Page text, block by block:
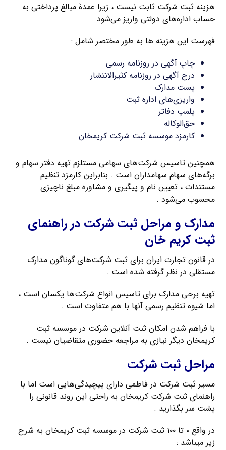
هزینه ثبت شرکت ثابت نیست ، زیرا عمدۀ مبالغ پرداختی به
حساب اداره‌های دولتی واریز می‌شود .
فهرست این هزینه ها به طور مختصر شامل :
چاپ آگهی در روزنامه رسمی
درج آگهی در روزنامه کثیرالانتشار
پست مدارک
واریزی‌های اداره ثبت
پلمپ دفاتر
حق‌الوکاله
کارمزد موسسه ثبت شرکت کریمخان
همچنین تاسیس شرکت‌های سهامی مستلزم تهیه دفتر سهام و
برگه‌های سهام سهامداران است . بنابراین کارمزد تنظیم
مستندات ، تعیین نام و پیگیری و مشاوره مبلغ ناچیزی
محسوب می‌شود .
مدارک و مراحل ثبت شرکت در راهنمای
ثبت کریم خان
در قانون تجارت ایران برای ثبت شرکت‌های گوناگون مدارک
مستقلی در نظر گرفته شده است .
تهیه برخی مدارک برای تاسیس انواع شرکت‌ها یکسان است ،
اما شیوه تنظیم رسمی آنها با هم متفاوت است .
با فراهم شدن امکان ثبت آنلاین شرکت در موسسه ثبت
کریمخان دیگر نیازی به مراجعه حضوری متقاضیان نیست .
مراحل ثبت شرکت
مسیر ثبت شرکت در فاطمی دارای پیچیدگی‌هایی است اما با
راهنمای ثبت شرکت کریمخان به راحتی این روند قانونی را
پشت سر بگذارید .
در واقع ۰ تا ۱۰۰ ثبت شرکت در موسسه ثبت کریمخان به شرح
زیر میباشد :